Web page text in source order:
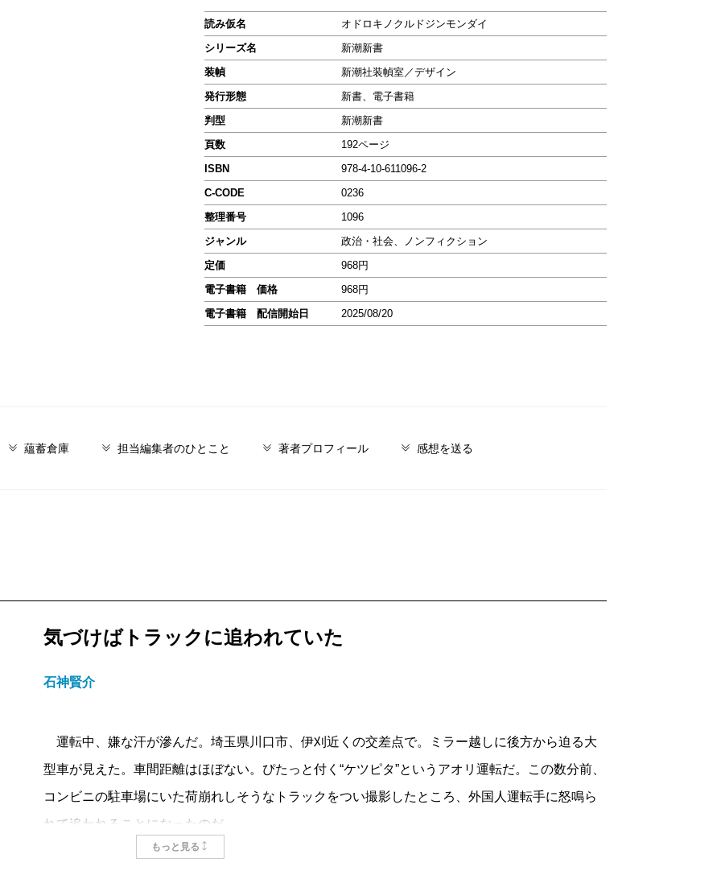
読み仮名
オドロキノクルドジンモンダイ
シリーズ名
新潮新書
装幀
新潮社装幀室／デザイン
発行形態
新書、電子書籍
判型
新潮新書
頁数
192ページ
ISBN
978-4-10-611096-2
C-CODE
0236
整理番号
1096
ジャンル
政治・社会、ノンフィクション
定価
968円
電子書籍 価格
968円
電子書籍 配信開始日
2025/08/20
蘊蓄倉庫 担当編集者のひとこと 著者プロフィール 感想を送る
気づけばトラックに追われていた
石神賢介
運転中、嫌な汗が滲んだ。埼玉県川口市、伊刈近くの交差点で。ミラー越しに後方から迫る大
型車が見えた。車間距離はほぼない。ぴたっと付く“ケツピタ”というアオリ運転だ。この数分前、
コンビニの駐車場にいた荷崩れしそうなトラックをつい撮影したところ、外国人運転手に怒鳴ら
れて追われることになったのだ。
最初に川口入りしたのは2024年9月――。
もっと見る